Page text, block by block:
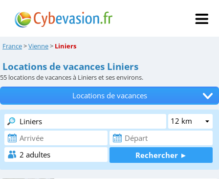
France>Vienne> Liniers
Locations de vacances Liniers
55 locations de vacances à Liniers et ses environs.
Locations de vacances
Tous les hébergements
Hôtels
Chambres d'hôtes